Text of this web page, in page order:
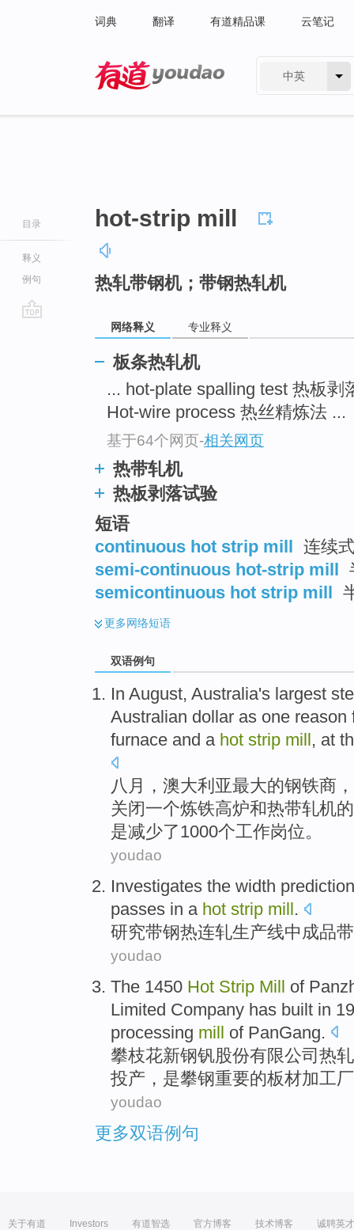
词典 翻译 有道精品课 云笔记
中英
目录
释义
例句
hot-strip mill
热轧带钢机；带钢热轧机
网络释义 专业释义
板条热轧机
... hot-plate spalling test 热板剥
Hot-wire process 热丝精炼法 ...
基于64个网页-相关网页
热带轧机
热板剥落试验
短语
continuous hot strip mill
连续
semi-continuous hot-strip mill
semicontinuous hot strip mill
更多网络短语
双语例句
In August, Australia's largest
Australian dollar as one reason
furnace and a hot strip mill, at
八月 ， 澳大利亚最大的钢铁商，
关闭一个炼铁高炉和热带轧机
是减少了1000个工作岗位。
youdao
Investigates the width prediction
passes in a hot strip mill.
研究带钢热连轧生产线中 成品
youdao
The 1450 Hot Strip Mill of
Limited Company has built in
processing mill of PanGang.
攀枝花新钢钒股份有限公司 热轧
投产， 是攀钢重要的板材加工厂
youdao
更多双语例句
关于有道 Investors 有道智选 官方博客 技术博客 诚聘英才